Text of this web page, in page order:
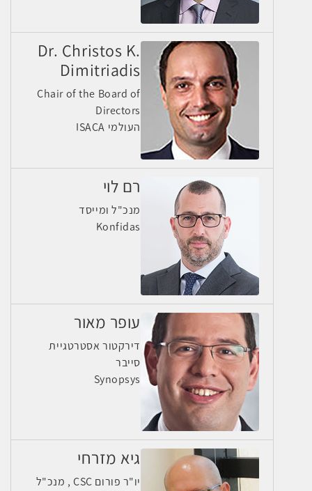
Dr. Christos K.
Dimitriadis
Chair of the Board of
Directors
ISACA העולמי
רם לוי
מנכ"ל ומייסד
Konfidas
עופר מאור
דירקטור אסטרטגיית
סייבר
Synopsys
גיא מזרחי
יו"ר פורום CSC , מנכ"ל